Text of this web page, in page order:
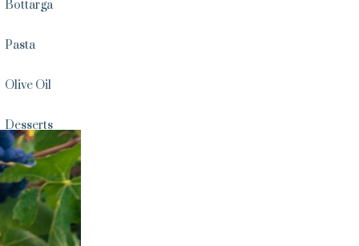
Bottarga
Pasta
Olive Oil
Desserts
Nougat
Saffron